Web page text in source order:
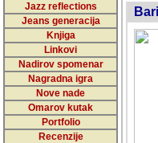
Jazz reflections
Jeans generacija
Knjiga
Linkovi
Nadirov spomenar
Nagradna igra
Nove nade
Omarov kutak
Portfolio
Recenzije